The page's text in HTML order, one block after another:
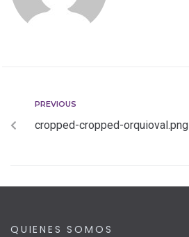
PREVIOUS
cropped-cropped-orquioval.png
QUIENES SOMOS